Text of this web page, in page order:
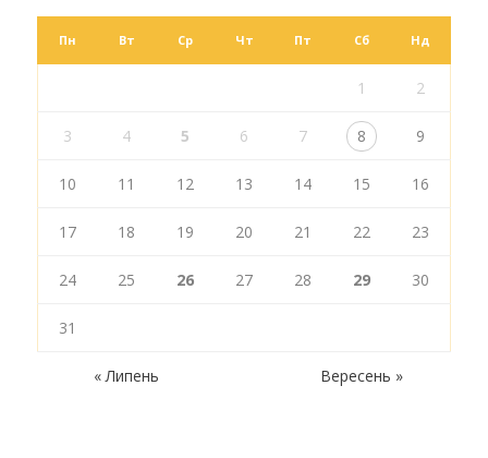
Пн Вт Ср Чт Пт Сб Нд
1 2
3 4 5 6 7 8 9
10 11 12 13 14 15 16
17 18 19 20 21 22 23
24 25 26 27 28 29 30
31
« Липень Вересень »